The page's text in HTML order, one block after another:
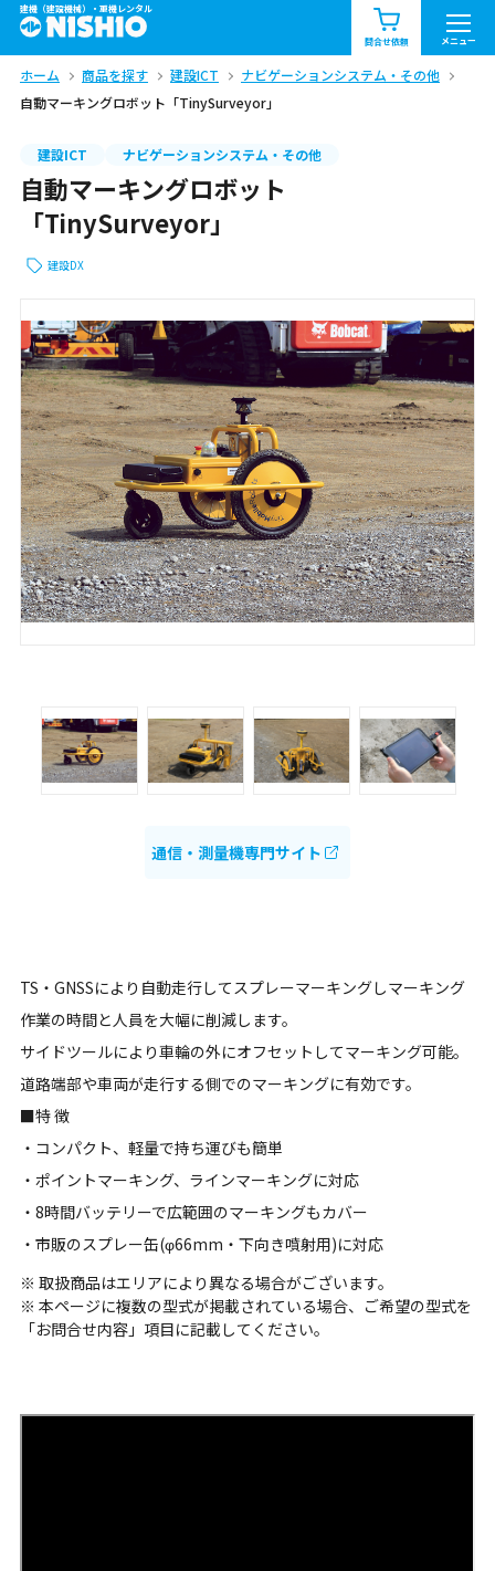
建機（建設機械）・重機レンタル
問合せ依頼 メニュー
商品一覧 お知らせ一覧
問合せ依頼リスト お問合せ
北海道 東北
中部
ホーム 商品を探す 建設ICT
ナビゲーションシステム・その他
自動マーキングロボット「TinySurveyor」
建設ICT ナビゲーションシステム・その他
自動マーキングロボット
「TinySurveyor」
建設DX
通信・測量機専門サイト
TS・GNSSにより自動走行してスプレーマーキングしマーキング
作業の時間と人員を大幅に削減します。
サイドツールにより車輪の外にオフセットしてマーキング可能。
道路端部や車両が走行する側でのマーキングに有効です。
■特 徴
・コンパクト、軽量で持ち運びも簡単
・ポイントマーキング、ラインマーキングに対応
・8時間バッテリーで広範囲のマーキングもカバー
・市販のスプレー缶(φ66mm・下向き噴射用)に対応
※ 取扱商品はエリアにより異なる場合がございます。
※ 本ページに複数の型式が掲載されている場合、ご希望の型式を
「お問合せ内容」項目に記載してください。